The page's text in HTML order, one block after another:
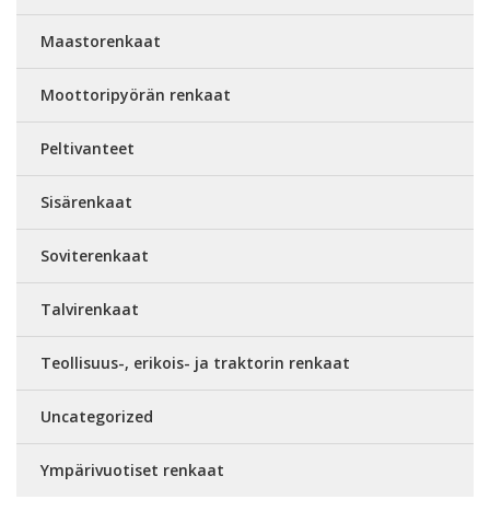
Maastorenkaat
Moottoripyörän renkaat
Peltivanteet
Sisärenkaat
Soviterenkaat
Talvirenkaat
Teollisuus-, erikois- ja traktorin renkaat
Uncategorized
Ympärivuotiset renkaat